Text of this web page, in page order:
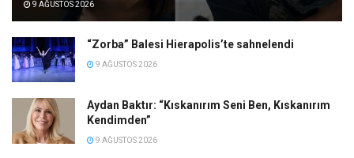
9 AĞUSTOS 2026
“Zorba” Balesi Hierapolis’te sahnelendi
9 AĞUSTOS 2026
Aydan Baktır: “Kıskanırım Seni Ben, Kıskanırım
Kendimden”
9 AĞUSTOS 2026